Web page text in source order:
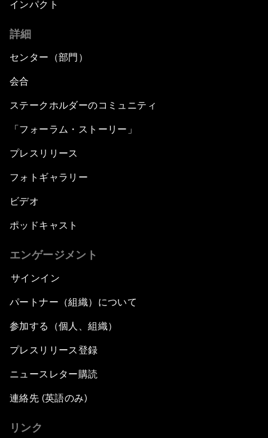
インパクト
詳細
センター（部門）
会合
ステークホルダーのコミュニティ
「フォーラム・ストーリー」
プレスリリース
フォトギャラリー
ビデオ
ポッドキャスト
エンゲージメント
サインイン
パートナー（組織）について
参加する（個人、組織）
プレスリリース登録
ニュースレター購読
連絡先 (英語のみ)
リンク